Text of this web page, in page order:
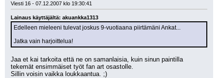
Viesti 16 - 07.12.2007 klo 19:30:41
Lainaus käyttäjältä: akuankka1313
Edelleen mieleeni tulevat joskus 9-vuotiaana piirtämäni Ankat...
Jatka vain harjoittelua!
Jaa et kai tarkoita että ne on samanlaisia, kuin sinun paintilla
tekemät ensimmäiset työt fan art osastolle.
Sillin voisin vaikka loukkaantua. ;)